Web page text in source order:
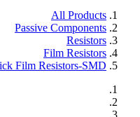
All Products
Passive Components
Resistors
Film Resistors
Film Resistors-SMD